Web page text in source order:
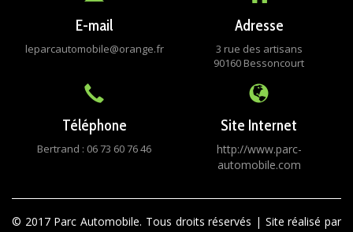
E-mail
leparcautomobile@orange.fr
Adresse
3 rue des artisans
90160 Bessoncourt
Téléphone
Bertrand : 06 73 60 76 46
Site Internet
http://www.parc-
automobile.com
© 2017 Parc Automobile. Tous droits réservés | Site réalisé par